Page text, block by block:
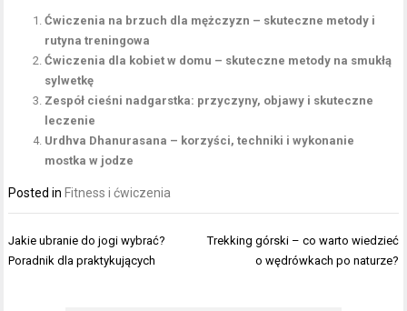
Ćwiczenia na brzuch dla mężczyzn – skuteczne metody i
rutyna treningowa
Ćwiczenia dla kobiet w domu – skuteczne metody na smukłą
sylwetkę
Zespół cieśni nadgarstka: przyczyny, objawy i skuteczne
leczenie
Urdhva Dhanurasana – korzyści, techniki i wykonanie
mostka w jodze
Posted inFitness i ćwiczenia
Nawigacja
wpisu
Jakie ubranie do jogi wybrać?
Poradnik dla praktykujących
Trekking górski – co warto wiedzieć
o wędrówkach po naturze?